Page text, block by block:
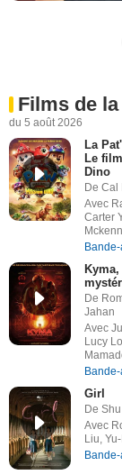
Films de
du 5 août 2026
La
Le
Dino
De Cal
Avec
Carter
Kyma,
De
Jahan
Avec
Lucy
Girl
De
Avec
Liu,